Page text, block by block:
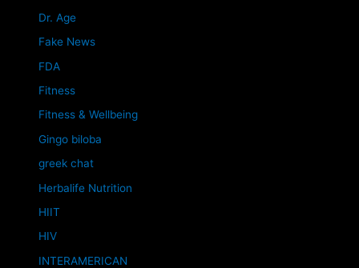
Dr. Age
Fake News
FDA
Fitness
Fitness & Wellbeing
Gingo biloba
greek chat
Herbalife Nutrition
HIIT
HIV
INTERAMERICAN